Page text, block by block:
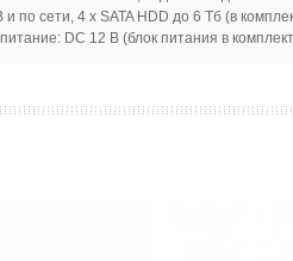
по сети, 4 х SATA HDD до 6 Тб (в
DC 12 В (блок питания в